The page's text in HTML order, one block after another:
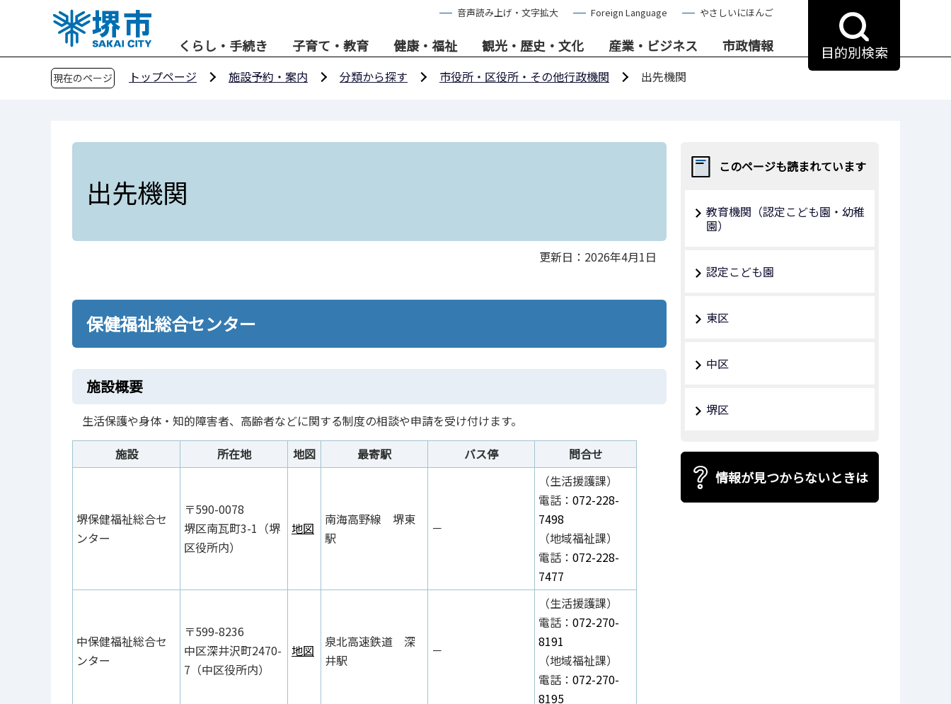
音声読み上げ・文字拡大 Foreign Language やさしいにほんご
くらし・手続き 子育て・教育 健康・福祉 観光・歴史・文化 産業・ビジネス 市政情報 目的別検索
現在のページ トップページ 施設予約・案内 分類から探す 市役所・区役所・その他行政機関 出先機関
出先機関
更新日：2026年4月1日
保健福祉総合センター
施設概要
生活保護や身体・知的障害者、高齢者などに関する制度の相談や申請を受け付けます。
施設
所在地 地図 最寄駅 バス停 問合せ
堺保健福祉総合セ
ンター
〒590-0078
堺区南瓦町3-1（堺
区役所内）
地図
南海高野線 堺東
駅
－
（生活援護課）
電話： 072-228-
7498
（地域福祉課）
電話： 072-228-
7477
中保健福祉総合セ
ンター
〒599-8236
中区深井沢町2470-
7（中区役所内）
地図
泉北高速鉄道 深
井駅
－
（生活援護課）
電話： 072-270-
8191
（地域福祉課）
電話： 072-270-
8195
このページも読まれています
教育機関（認定こども園・幼稚
園）
認定こども園
東区
中区
堺区
情報が見つからないときは